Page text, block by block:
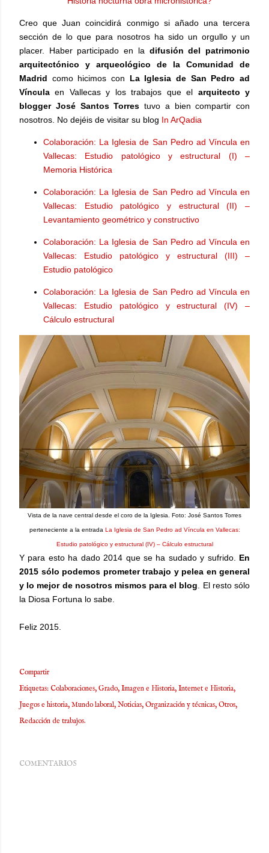
Creo que Juan coincidirá conmigo si añado una tercera
sección de lo que para nosotros ha sido un orgullo y un
placer. Haber participado en la difusión del patrimonio
arquitectónico y arqueológico de la Comunidad de
Madrid como hicimos con La Iglesia de San Pedro ad
Víncula en Vallecas y los trabajos que el arquitecto y
blogger José Santos Torres tuvo a bien compartir con
nosotros. No dejéis de visitar su blog In ArQadia
Colaboración: La Iglesia de San Pedro ad Víncula en
Vallecas: Estudio patológico y estructural (I) –
Memoria Histórica
Colaboración: La Iglesia de San Pedro ad Víncula en
Vallecas: Estudio patológico y estructural (II) –
Levantamiento geométrico y constructivo
Colaboración: La Iglesia de San Pedro ad Víncula en
Vallecas: Estudio patológico y estructural (III) –
Estudio patológico
Colaboración: La Iglesia de San Pedro ad Víncula en
Vallecas: Estudio patológico y estructural (IV) –
Cálculo estructural
Vista de la nave central desde el coro de la Iglesia. Foto: José Santos Torres
perteneciente a la entrada La Iglesia de San Pedro ad Víncula en Vallecas:
Estudio patológico y estructural (IV) – Cálculo estructural
Y para esto ha dado 2014 que se ha sudado y sufrido. En
2015 sólo podemos prometer trabajo y pelea en general
y lo mejor de nosotros mismos para el blog . El resto sólo
la Diosa Fortuna lo sabe.
Feliz 2015.
Compartir
Etiquetas: Colaboraciones Grado Imagen e Historia Internet e Historia
Juegos e historia Mundo laboral Noticias Organización y técnicas Otros
Redacción de trabajos.
COMENTARIOS